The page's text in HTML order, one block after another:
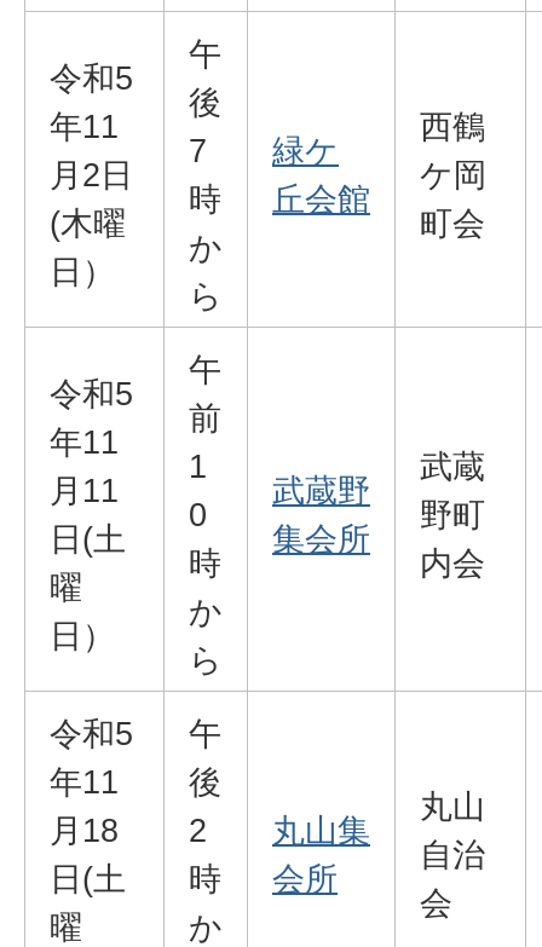
令和5
年11
月2日
(木曜
日）
午
後
7
時
か
ら
緑ケ
丘会館
西鶴
ケ岡
町会
令和5
年11
月11
日(土
曜
日）
午
前
1
0
時
か
ら
武蔵野
集会所
武蔵
野町
内会
令和5
年11
月18
日(土
曜
午
後
2
時
か
丸山集
会所
丸山
自治
会